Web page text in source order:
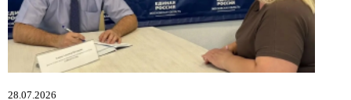
28.07.2026